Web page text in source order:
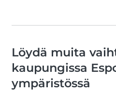
Löydä muita
kaupungissa
ympäristössä